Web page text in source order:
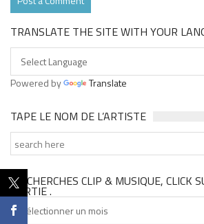
TRANSLATE THE SITE WITH YOUR
Powered by Translate
TAPE LE NOM DE L’ARTISTE
TU CHERCHES CLIP & MUSIQUE, CLICK
SORTIE .
Tu
cherches